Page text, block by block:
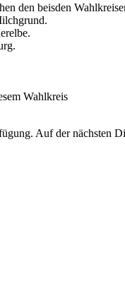
den beisden
Wahlkreis
Auf der nächsten